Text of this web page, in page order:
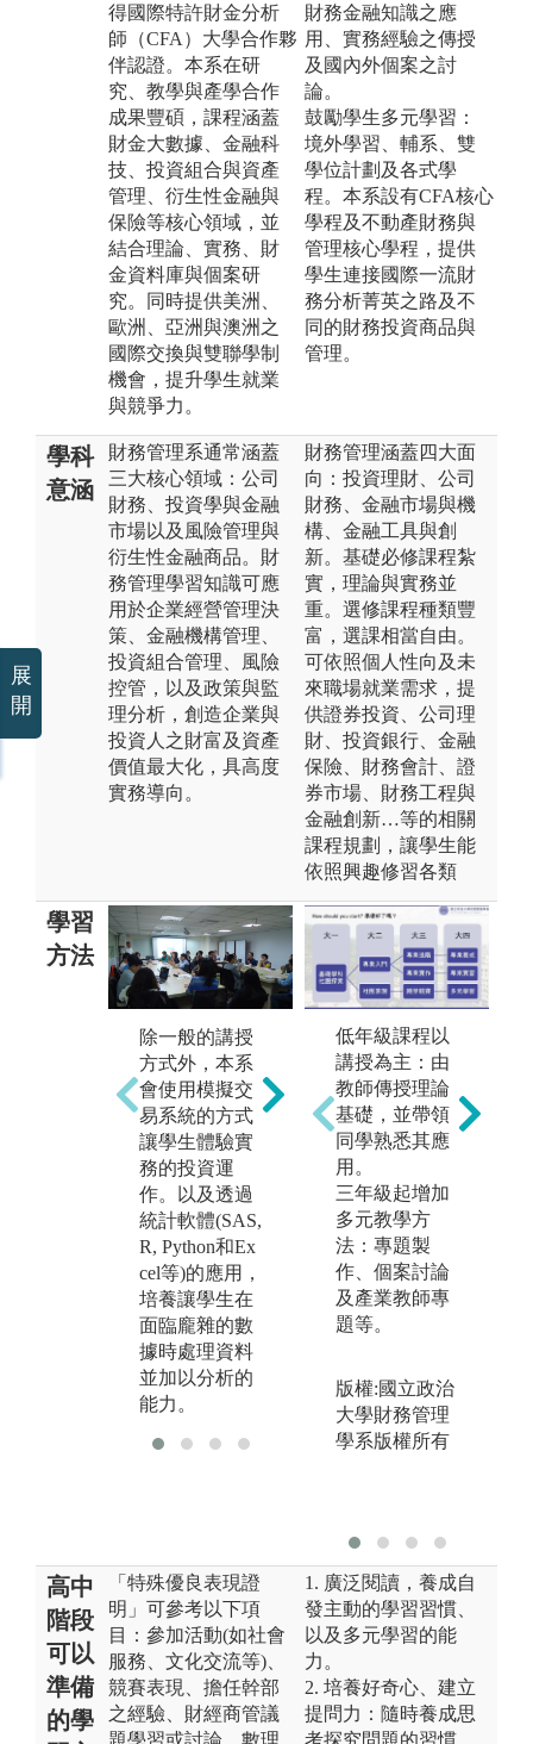
得國際特許財金分析
師（CFA）大學合作夥
伴認證。本系在研
究、教學與產學合作
成果豐碩，課程涵蓋
財金大數據、金融科
技、投資組合與資產
管理、衍生性金融與
保險等核心領域，並
結合理論、實務、財
金資料庫與個案研
究。同時提供美洲、
歐洲、亞洲與澳洲之
國際交換與雙聯學制
機會，提升學生就業
與競爭力。
財務金融知識之應
用、實務經驗之傳授
及國內外個案之討
論。
鼓勵學生多元學習：
境外學習、輔系、雙
學位計劃及各式學
程。​本系設有CFA核心
學程及不動產財務與
管理核心學程，提供
學生連接國際一流財
務分析菁英之路及不
同的財務投資商品與
管理。
學科
意涵
財務管理系通常涵蓋
三大核心領域：公司
財務、投資學與金融
市場以及風險管理與
衍生性金融商品。財
務管理學習知識可應
用於企業經營管理決
策、金融機構管理、
投資組合管理、風險
控管，以及政策與監
理分析，創造企業與
投資人之財富及資產
價值最大化，具高度
實務導向。
財務管理涵蓋四大面
向：投資理財、公司
財務、金融市場與機
構、金融工具與創
新。基礎必修課程紮
實，理論與實務並
重。選修課程種類豐
富，選課相當自由。
可依照個人性向及未
來職場就業需求，提
供證券投資、公司理
財、投資銀行、金融
保險、財務會計、證
券市場、財務工程與
金融創新…等的相關
課程規劃，讓學生能
依照興趣修習各類
學習
方法
除一般的講授
方式外，本系
會使用模擬交
易系統的方式
讓學生體驗實
務的投資運
作。以及透過
統計軟體(SAS,
R, Python和Ex
cel等)的應用，
培養讓學生在
面臨龐雜的數
據時處理資料
並加以分析的
能力。
互動式教學及
企業參訪，提
早與職場接軌
低年級課程以
講授為主：由
教師傳授理論
基礎，並帶領
同學熟悉其應
用。
三年級起增加
多元教學方
法：專題製
作、個案討論
及產業教師專
題等。
版權:國立政治
大學財務管理
學系版權所有
高中
階段
可以
準備
的學
「特殊優良表現證
明」可參考以下項
目：參加活動(如社會
服務、文化交流等)、
競賽表現、擔任幹部
之經驗、財經商管議
題學習或討論、數理
1. 廣泛閱讀，養成自
發主動的學習習慣、
以及多元學習的能
力。
2. 培養好奇心、建立
提問力：隨時養成思
考探究問題的習慣，
展
開